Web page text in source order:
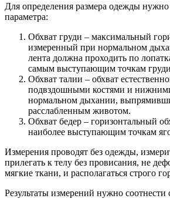
Для определения размера одежды нужно
параметра:
Обхват груди – максимальный
измеренный при нормальном
лента должна проходить по
самым выступающим точкам
Обхват талии – обхват
подвздошными костями и
нормальном дыхании,
расслабленным животом.
Обхват бедер – горизонтальный
наиболее выступающим точкам
Измерения проводят без одежды,
прилегать к телу без провисания, не
мягкие ткани, и располагаться строго
Результаты измерений нужно соотнести